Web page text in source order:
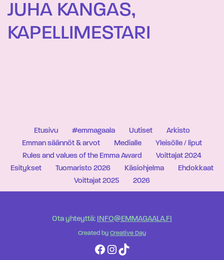
JUHA KANGAS,
KAPELLIMESTARI
Etusivu #emmagaala Uutiset
Arkisto
Emman säännöt & arvot
Medialle
Yleisölle / liput
Rules and values of the Emma Award
Voittajat 2024
Esitykset
Tuomaristo 2026 Käsiohjelma
Ehdokkaat
Voittajat 2025
2026
Ota yhteyttä: INFO@EMMAGAALA.FI
Created by Creative Day